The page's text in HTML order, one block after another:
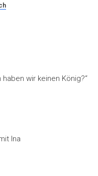
wir keinen König?“
Ina